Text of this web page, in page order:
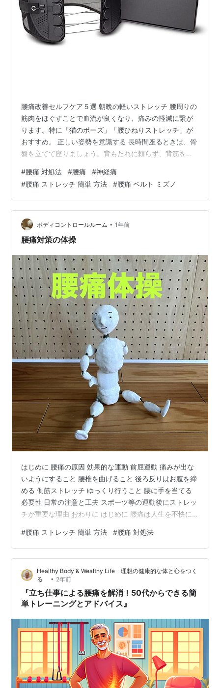
腰痛改善セルフケア５選 朝晩の軽いストレッチ 腰周りの
筋肉をほぐすことで血流が良くなり、痛みの軽減に繋が
ります。特に「猫のポーズ」「腰ひねりストレッチ」が
おすすめ。 正しい姿勢を意識する 長時間座るときは、骨
盤を立てて座りましょう。背もたれに頼らず、背筋を軽
クや長時間の運転の合間に、1時間に1回は立ち上がり歩
くことで筋肉の緊張を防ぎます。 温めるケア 腰回りをカ
イロや温熱パッドで温めると筋肉が緩みやすくなりま
す。お風呂での入浴も効果的。 体幹トレーニング 腰痛予
防には腹筋や背筋など体幹の強化が大切。プランクなど
の無理のないトレーニングを習慣…
#腰痛 対処法 #腰痛 #神経痛
#腰痛 ストレッチ 簡単 方法 #腰痛 ベルト ミズノ
ボディコントロールルーム • 1年前
腰痛対策の体操
はじめに 腰痛の原因 効果的な運動 前屈運動 痛みが出な
いようにすること 腰椎を曲げること 後ろ反りはお腹を締
める 側筋ストレッチ ゆっくり行うこと 腰に手を当てる
必要性 日常の注意と工夫 スポーツ等の運動後にストレッ
チが重要な理由 おわりに はじめに 腰痛は人生を不快に
どの体操をすれば良いのか迷う方も多いのではないでし
ょうか？僕が推奨する、腰痛に効果的な体操をご紹介し
ます。 腰痛に関しての過去記事もご参照ください。
www.bodycontrol55.com 腰痛の原因 色々ありますが、
多くは腰の筋肉が硬くなっているためです。血流が悪く
なり…
#腰痛 ストレッチ 簡単 方法 #腰痛 対処法
Healthy Body & Wealthy Life 理想の健康的な体と心をつく
る
• 2年前
『立ち仕事による腰痛を解消！50代からできる簡
単トレーニングとアドバイス』